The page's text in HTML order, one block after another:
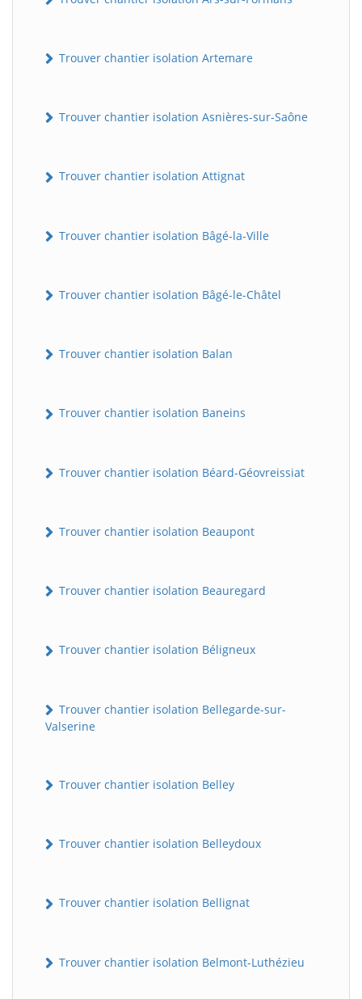
Trouver chantier isolation Artemare
Trouver chantier isolation Asnières-sur-Saône
Trouver chantier isolation Attignat
Trouver chantier isolation Bâgé-la-Ville
Trouver chantier isolation Bâgé-le-Châtel
Trouver chantier isolation Balan
Trouver chantier isolation Baneins
Trouver chantier isolation Béard-Géovreissiat
Trouver chantier isolation Beaupont
Trouver chantier isolation Beauregard
Trouver chantier isolation Béligneux
Trouver chantier isolation Bellegarde-sur-
Valserine
Trouver chantier isolation Belley
Trouver chantier isolation Belleydoux
Trouver chantier isolation Bellignat
Trouver chantier isolation Belmont-Luthézieu